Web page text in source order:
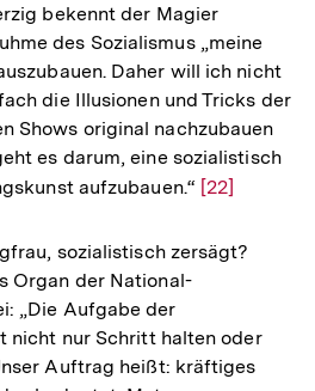
bekennt der Magier
des Sozialismus „meine
Daher will ich nicht
die Illusionen und Tricks der
Shows original nachzubauen
es darum, eine sozialistisch
aufzubauen.“ Zur
der
[22]
sozialistisch zersägt?
Organ der National-
„Die Aufgabe der
nicht nur Schritt halten oder
Auftrag heißt: kräftiges